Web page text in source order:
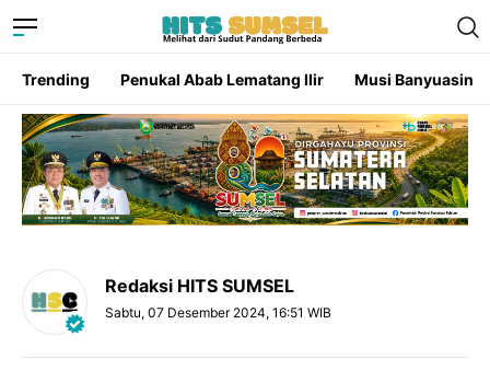
Trending Penukal Abab Lematang Ilir Musi Banyuasin
Redaksi HITS SUMSEL
Sabtu, 07 Desember 2024, 16:51 WIB